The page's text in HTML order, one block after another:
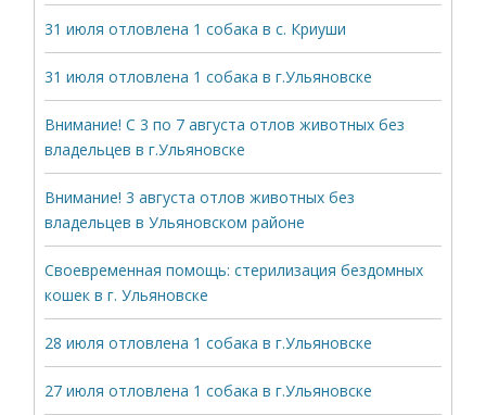
31 июля отловлена 1 собака в с. Криуши
31 июля отловлена 1 собака в г.Ульяновске
Внимание! С 3 по 7 августа отлов животных без
владельцев в г.Ульяновске
Внимание! 3 августа отлов животных без
владельцев в Ульяновском районе
Своевременная помощь: стерилизация бездомных
кошек в г. Ульяновске
28 июля отловлена 1 собака в г.Ульяновске
27 июля отловлена 1 собака в г.Ульяновске